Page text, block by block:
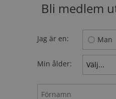
Bli medlem
Jag är en: Man
Min ålder: